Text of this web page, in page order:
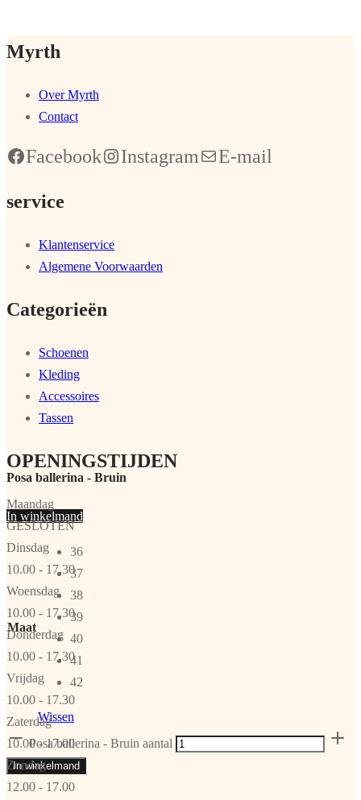
Posa ballerina - Bruin
In winkelmand
Maat
36
37
38
39
40
41
42
Wissen
Posa ballerina - Bruin aantal
In winkelmand
Myrth
Over Myrth
Contact
Facebook Instagram E-mail
service
Klantenservice
Algemene Voorwaarden
Categorieën
Schoenen
Kleding
Accessoires
Tassen
OPENINGSTIJDEN
Maandag
GESLOTEN
Dinsdag
10.00 - 17.30
Woensdag
10.00 - 17.30
Donderdag
10.00 - 17.30
Vrijdag
10.00 - 17.30
Zaterdag
10.00 - 17.00
Zondag
12.00 - 17.00